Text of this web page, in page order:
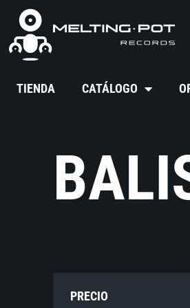
TIENDA CATÁLOGO
PRECIO